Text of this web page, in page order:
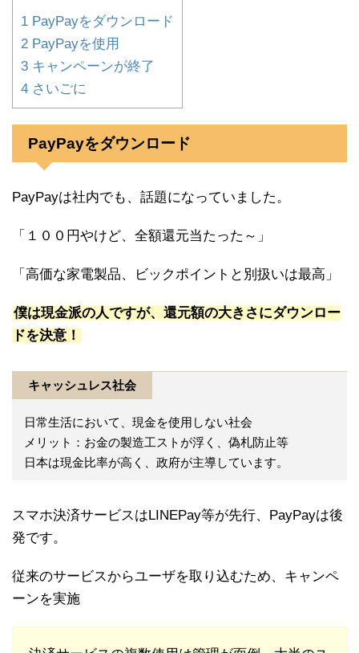
1 PayPayをダウンロード
2 PayPayを使用
3 キャンペーンが終了
4 さいごに
PayPayをダウンロード
PayPayは社内でも、話題になっていました。
「１００円やけど、全額還元当たった～」
「高価な家電製品、ビックポイントと別扱いは最高」
僕は現金派の人ですが、還元額の大きさにダウンロー
ドを決意！
キャッシュレス社会
日常生活において、現金を使用しない社会
メリット：お金の製造工ストが浮く、偽札防止等
日本は現金比率が高く、政府が主導しています。
スマホ決済サービスはLINEPay等が先行、PayPayは後
発です。
従来のサービスからユーザを取り込むため、キャンペ
ーンを実施